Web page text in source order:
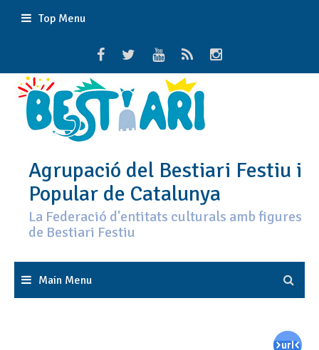
Top Menu
Agrupació del Bestiari Festiu i
Popular de Catalunya
La Federació d'entitats culturals amb figures
de Bestiari Festiu
Main Menu